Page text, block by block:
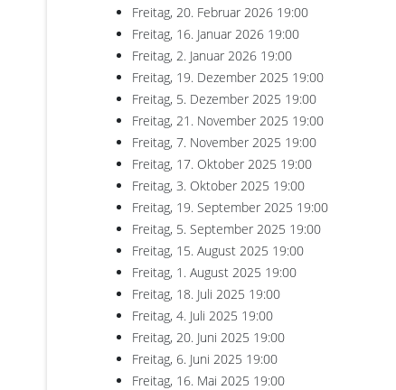
Freitag, 20. Februar 2026 19:00
Freitag, 16. Januar 2026 19:00
Freitag, 2. Januar 2026 19:00
Freitag, 19. Dezember 2025 19:00
Freitag, 5. Dezember 2025 19:00
Freitag, 21. November 2025 19:00
Freitag, 7. November 2025 19:00
Freitag, 17. Oktober 2025 19:00
Freitag, 3. Oktober 2025 19:00
Freitag, 19. September 2025 19:00
Freitag, 5. September 2025 19:00
Freitag, 15. August 2025 19:00
Freitag, 1. August 2025 19:00
Freitag, 18. Juli 2025 19:00
Freitag, 4. Juli 2025 19:00
Freitag, 20. Juni 2025 19:00
Freitag, 6. Juni 2025 19:00
Freitag, 16. Mai 2025 19:00